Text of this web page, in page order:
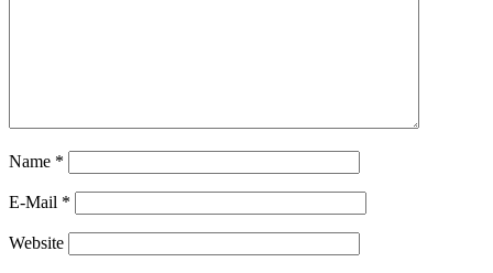
Name *
E-Mail *
Website